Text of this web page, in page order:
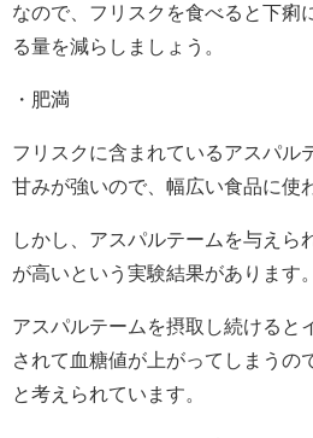
なので、フリスクを食べると下痢
る量を減らしましょう。
・肥満
フリスクに含まれているアスパル
甘みが強いので、幅広い食品に使
しかし、アスパルテームを与えら
が高いという実験結果があります。
アスパルテームを摂取し続けると
されて血糖値が上がってしまうの
と考えられています。